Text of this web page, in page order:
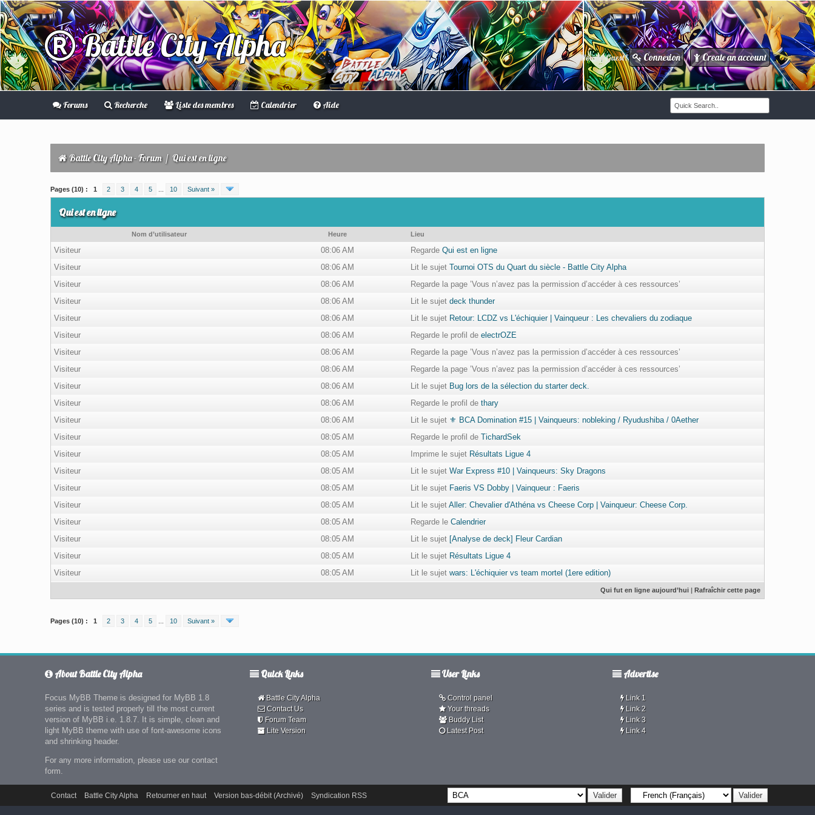
Battle City Alpha Howdy Guest! Connexion / Create an account
Forums Recherche Liste des membres Calendrier Aide
Battle City Alpha - Forum / Qui est en ligne
Pages (10) : 1 2 3 4 5 10 Suivant »
Qui est en ligne
Nom d’utilisateur Heure Lieu
Visiteur 08:06 AM Regarde Qui est en ligne
Visiteur
08:06 AM Lit le sujet Tournoi OTS du Quart du siècle - Battle City Alpha
Visiteur
08:06 AM
Regarde la page ’Vous n’avez pas la permission d’accéder à ces ressources’
Visiteur
08:06 AM Lit le sujet deck thunder
Visiteur
08:06 AM Lit le sujet Retour: LCDZ vs L'échiquier | Vainqueur : Les chevaliers du zodiaque
Visiteur
08:06 AM Regarde le profil de electrOZE
Visiteur
08:06 AM
Regarde la page ’Vous n’avez pas la permission d’accéder à ces ressources’
Visiteur
08:06 AM
Regarde la page ’Vous n’avez pas la permission d’accéder à ces ressources’
Visiteur
08:06 AM Lit le sujet Bug lors de la sélection du starter deck.
Visiteur
08:06 AM Regarde le profil de thary
Visiteur
08:06 AM Lit le sujet ⚜ BCA Domination #15 | Vainqueurs: nobleking / Ryudushiba / 0Aether
Visiteur
08:05 AM Regarde le profil de TichardSek
Visiteur
08:05 AM Imprime le sujet Résultats Ligue 4
Visiteur
08:05 AM Lit le sujet War Express #10 | Vainqueurs: Sky Dragons
Visiteur
08:05 AM Lit le sujet Faeris VS Dobby | Vainqueur : Faeris
Visiteur
08:05 AM Lit le sujet Aller: Chevalier d'Athéna vs Cheese Corp | Vainqueur: Cheese Corp.
Visiteur
08:05 AM Regarde le Calendrier
Visiteur
08:05 AM Lit le sujet [Analyse de deck] Fleur Cardian
Visiteur
08:05 AM Lit le sujet Résultats Ligue 4
Visiteur
08:05 AM Lit le sujet wars: L'échiquier vs team mortel (1ere edition)
Qui fut en ligne aujourd’hui| Rafraîchir cette page
Pages (10) : 1 2 3 4 5 10 Suivant »
About Battle City Alpha
Focus MyBB Theme is designed for MyBB 1.8
series and is tested properly till the most current
version of MyBB i.e. 1.8.7. It is simple, clean and
light MyBB theme with use of font-awesome icons
and shrinking header.
For any more information, please use our contact
form.
Quick Links
Battle City Alpha
Contact Us
Forum Team
Lite Version
User Links
Control panel
Your threads
Buddy List
Latest Post
Advertise
Link 1
Link 2
Link 3
Link 4
Contact Battle City Alpha Retourner en haut Version bas-débit (Archivé) Syndication RSS